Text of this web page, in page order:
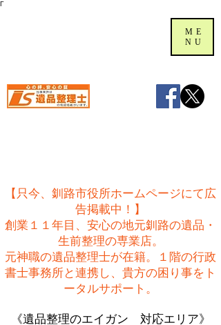
Γ
【只今、釧路市役所ホームページにて広
告掲載中！】
創業１１年目、安心の地元釧路の遺品・
生前整理の専業店。
​元神職の遺品整理士が在籍。１階の行政
書士事務所と連携し、貴方の困り事をト
ータルサポート。
《遺品整理のエイガン 対応エリア》
ME
NU